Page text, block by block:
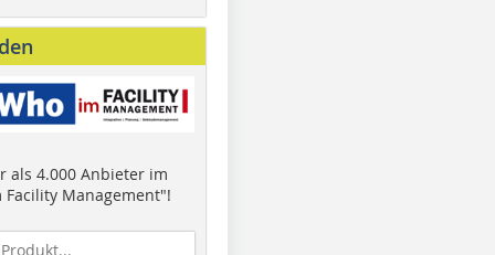
als 4.000 Anbieter im
Facility Management"!